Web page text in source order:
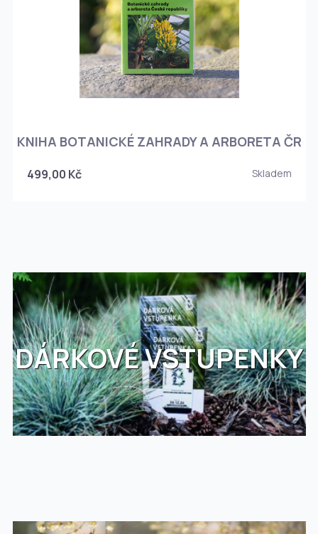
KNIHA BOTANICKÉ ZAHRADY A ARBORETA ČR
499,00 Kč Skladem
DÁRKOVÉ VSTUPENKY